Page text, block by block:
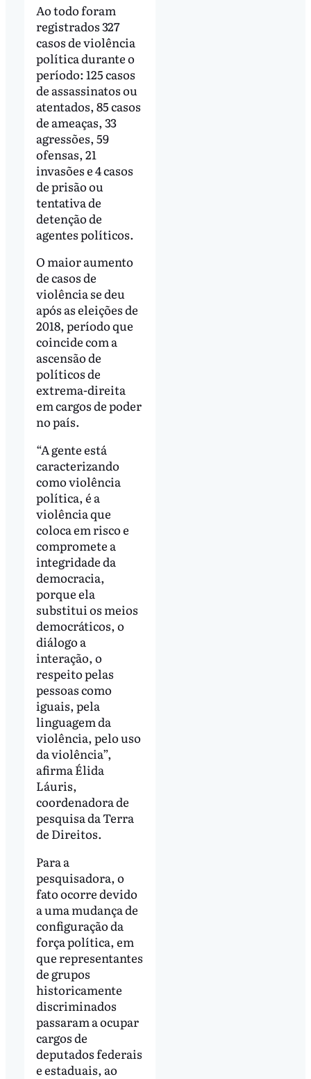
Ao todo foram
registrados 327
casos de violência
política durante o
período: 125 casos
de assassinatos ou
atentados, 85 casos
de ameaças, 33
agressões, 59
ofensas, 21
invasões e 4 casos
de prisão ou
tentativa de
detenção de
agentes políticos.
O maior aumento
de casos de
violência se deu
após as eleições de
2018, período que
coincide com a
ascensão de
políticos de
extrema-direita
em cargos de poder
no país.
“A gente está
caracterizando
como violência
política, é a
violência que
coloca em risco e
compromete a
integridade da
democracia,
porque ela
substitui os meios
democráticos, o
diálogo a
interação, o
respeito pelas
pessoas como
iguais, pela
linguagem da
violência, pelo uso
da violência”,
afirma Élida
Láuris,
coordenadora de
pesquisa da Terra
de Direitos.
Para a
pesquisadora, o
fato ocorre devido
a uma mudança de
configuração da
força política, em
que representantes
de grupos
historicamente
discriminados
passaram a ocupar
cargos de
deputados federais
e estaduais, ao